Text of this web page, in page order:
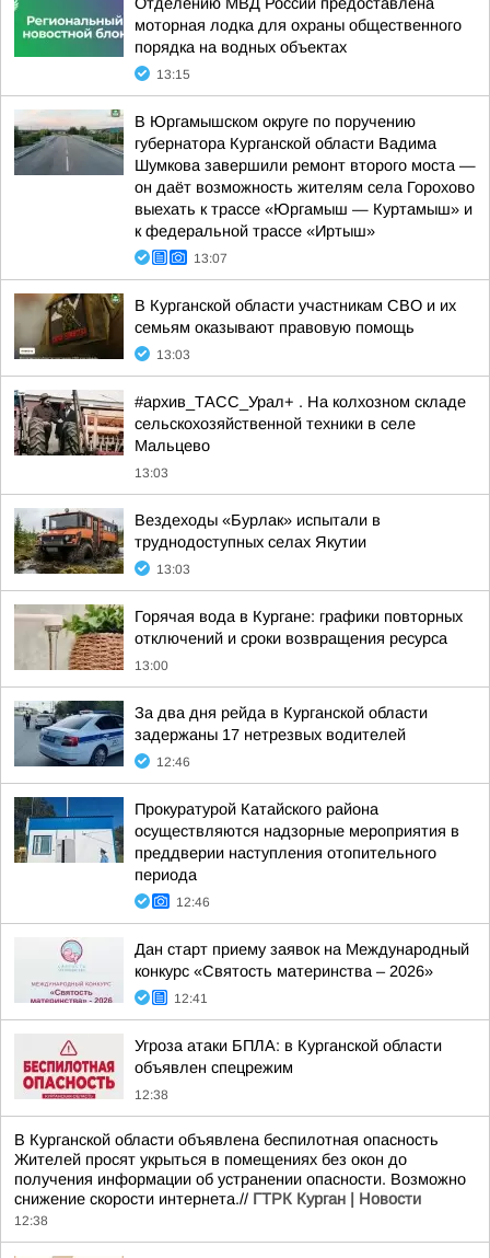
моторная лодка для охраны общественного
порядка на водных объектах
13:15
В Юргамышском округе по поручению
губернатора Курганской области Вадима
Шумкова завершили ремонт второго моста —
он даёт возможность жителям села Горохово
выехать к трассе «Юргамыш — Куртамыш» и
к федеральной трассе «Иртыш»
13:07
В Курганской области участникам СВО и их
семьям оказывают правовую помощь
13:03
#архив_ТАСС_Урал+ . На колхозном складе
сельскохозяйственной техники в селе
Мальцево
13:03
Вездеходы «Бурлак» испытали в
труднодоступных селах Якутии
13:03
Горячая вода в Кургане: графики повторных
отключений и сроки возвращения ресурса
13:00
За два дня рейда в Курганской области
задержаны 17 нетрезвых водителей
12:46
Прокуратурой Катайского района
осуществляются надзорные мероприятия в
преддверии наступления отопительного
периода
12:46
Дан старт приему заявок на Международный
конкурс «Святость материнства – 2026»
12:41
Угроза атаки БПЛА: в Курганской области
объявлен спецрежим
12:38
В Курганской области объявлена беспилотная опасность
Жителей просят укрыться в помещениях без окон до
получения информации об устранении опасности. Возможно
снижение скорости интернета.// ГТРК Курган | Новости
12:38